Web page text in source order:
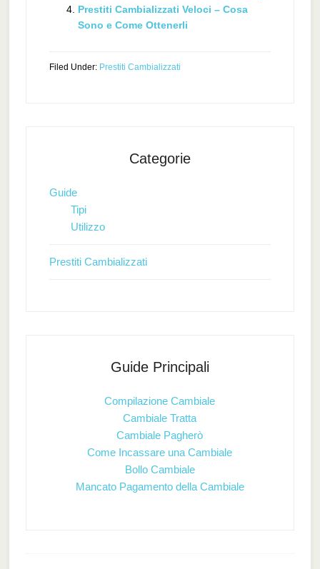
Prestiti Cambializzati Veloci – Cosa
Sono e Come Ottenerli
Filed Under: Prestiti Cambializzati
Categorie
Guide
Tipi
Utilizzo
Prestiti Cambializzati
Guide Principali
Compilazione Cambiale
Cambiale Tratta
Cambiale Pagherò
Come Incassare una Cambiale
Bollo Cambiale
Mancato Pagamento della Cambiale